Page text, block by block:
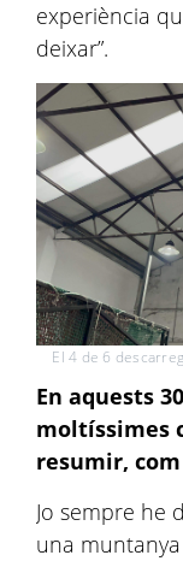
experiència
deixar”.
El 4 de 6
En aquests
moltíssimes
resumir,
Jo sempre he
una